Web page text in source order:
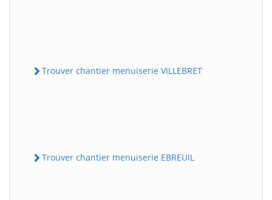
Trouver chantier menuiserie VILLEBRET
Trouver chantier menuiserie EBREUIL